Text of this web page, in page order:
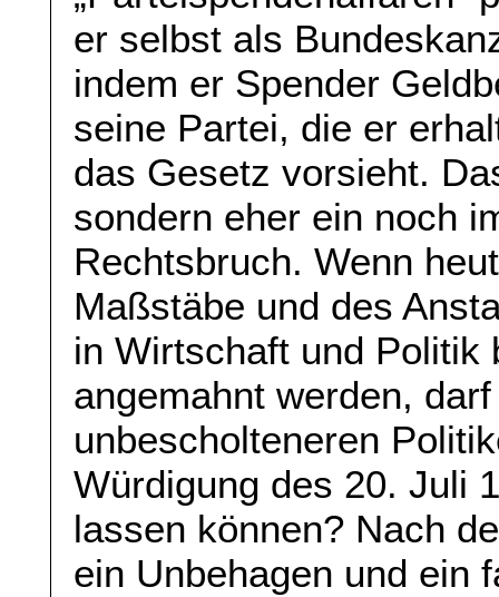
er selbst als
indem er Spender
seine Partei, die er
das Gesetz vorsieht.
sondern eher ein noch
Rechtsbruch. Wenn
Maßstäbe und des
in Wirtschaft und Politik
angemahnt werden,
unbescholteneren
Würdigung des 20. Juli
lassen können? Nach
ein Unbehagen und ein